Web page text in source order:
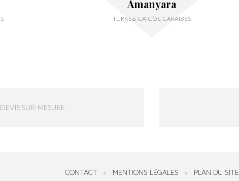
Amanyara
TURKS & CAICOS, CARAÏBES
SUR-MESURE
CONTACT MENTIONS LÉGALES PLAN DU SITE